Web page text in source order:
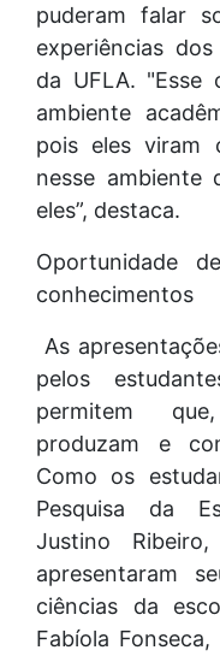
puderam falar
experiências
da UFLA.
ambiente
pois eles viram
nesse ambiente
eles”, destaca.
Oportunidade
conhecimentos
As
pelos
permitem
produzam e
Como os
Pesquisa da
Justino
apresentaram
ciências da
Fabíola